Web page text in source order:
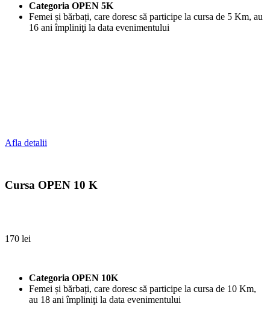
Categoria OPEN 5K
Femei și bărbați, care doresc să participe la cursa de 5 Km, au
16 ani împliniţi la data evenimentului
Afla detalii
Cursa OPEN 10 K
170 lei
Categoria OPEN 10K
Femei și bărbați, care doresc să participe la cursa de 10 Km,
au 18 ani împliniţi la data evenimentului